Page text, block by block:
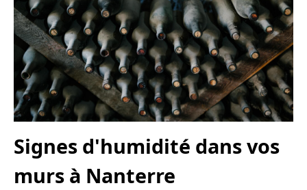
Signes d'humidité dans vos
murs à Nanterre